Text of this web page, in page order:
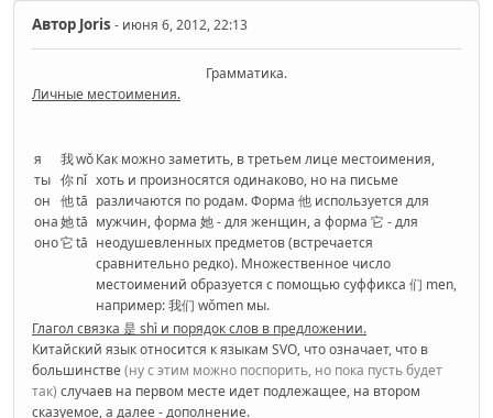
Автор Joris - июня 6, 2012, 22:13
Грамматика.
Личные местоимения.
я
ты
он
она
оно
我
你
他
她
它
wǒ
nǐ
tā
tā
tā
Как можно заметить, в третьем лице местоимения,
хоть и произносятся одинаково, но на письме
различаются по родам. Форма 他 используется для
мужчин, форма 她 - для женщин, а форма 它 - для
неодушевленных предметов (встречается
сравнительно редко). Множественное число
местоимений образуется с помощью суффикса 们 men,
например: 我们 wǒmen мы.
Глагол связка 是 shì и порядок слов в предложении.
Китайский язык относится к языкам SVO, что означает, что в
большинстве (ну с этим можно поспорить, но пока пусть будет
так) случаев на первом месте идет подлежащее, на втором
сказуемое, а далее - дополнение.